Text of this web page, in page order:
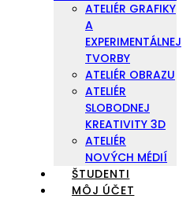
ATELIÉR GRAFIKY
A
EXPERIMENTÁLNEJ
TVORBY
ATELIÉR OBRAZU
ATELIÉR
SLOBODNEJ
KREATIVITY 3D
ATELIÉR
NOVÝCH MÉDIÍ
ŠTUDENTI
MÔJ ÚČET